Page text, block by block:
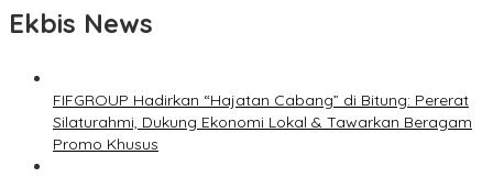
Ekbis News
FIFGROUP Hadirkan “Hajatan Cabang” di Bitung: Pererat
Silaturahmi, Dukung Ekonomi Lokal & Tawarkan Beragam
Promo Khusus